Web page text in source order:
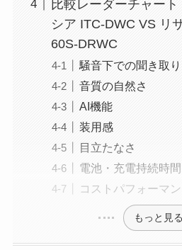
比較レーダーチャー
シア ITC-DWC VS リ
60S-DRWC
騒音下での聞き取り
音質の自然さ
AI機能
装用感
目立たなさ
電池・充電持続時間
コストパフォーマン
もっと見る